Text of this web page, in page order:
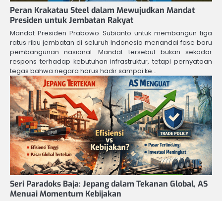
Peran Krakatau Steel dalam Mewujudkan Mandat
Presiden untuk Jembatan Rakyat
Mandat Presiden Prabowo Subianto untuk membangun tiga
ratus ribu jembatan di seluruh Indonesia menandai fase baru
pembangunan nasional. Mandat tersebut bukan sekadar
respons terhadap kebutuhan infrastruktur, tetapi pernyataan
tegas bahwa negara harus hadir sampai ke…
Seri Paradoks Baja: Jepang dalam Tekanan Global, AS
Menuai Momentum Kebijakan